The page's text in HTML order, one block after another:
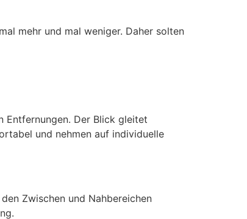
mehr und mal weniger. Daher solten
Entfernungen. Der Blick gleitet
und nehmen auf individuelle
Zwischen und Nahbereichen